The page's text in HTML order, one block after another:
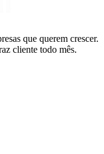
que querem crescer.
cliente todo mês.